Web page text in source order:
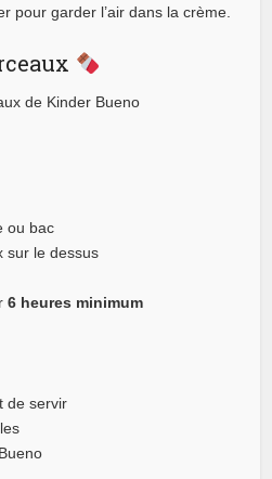
pour garder l’air dans la crème.
de Kinder Bueno
ou bac
sur le dessus
6 heures minimum
de servir